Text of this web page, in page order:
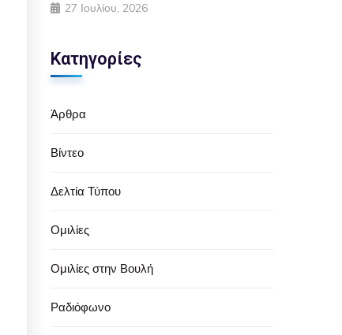
27 Ιουλίου, 2026
Κατηγορίες
Άρθρα
Βίντεο
Δελτία Τύπου
Ομιλίες
Ομιλίες στην Βουλή
Ραδιόφωνο